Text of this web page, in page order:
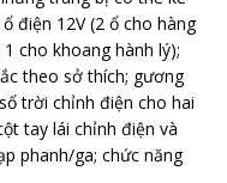
điện 12V (2 ổ cho hàng
cho khoang hành lý);
theo sở thích; gương
trời chỉnh điện cho hai
tay lái chỉnh điện và
phanh/ga; chức năng